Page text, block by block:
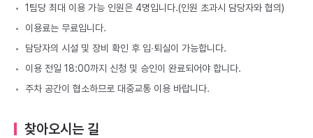
1팀당 최대 이용 가능 인원은 4명입니다.(인원 초과시 담당자와 협의)
이용료는 무료입니다.
담당자의 시설 및 장비 확인 후 입∙퇴실이 가능합니다.
이용 전일 18:00까지 신청 및 승인이 완료되어야 합니다.
주차 공간이 협소하므로 대중교통 이용 바랍니다.
찾아오시는 길